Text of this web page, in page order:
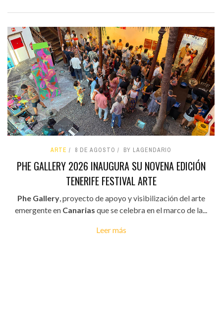
ARTE 8 DE AGOSTO BY LAGENDARIO
PHE GALLERY 2026 INAUGURA SU NOVENA EDICIÓN
TENERIFE FESTIVAL ARTE
Phe Gallery, proyecto de apoyo y visibilización del arte
emergente en Canarias que se celebra en el marco de la...
Leer más